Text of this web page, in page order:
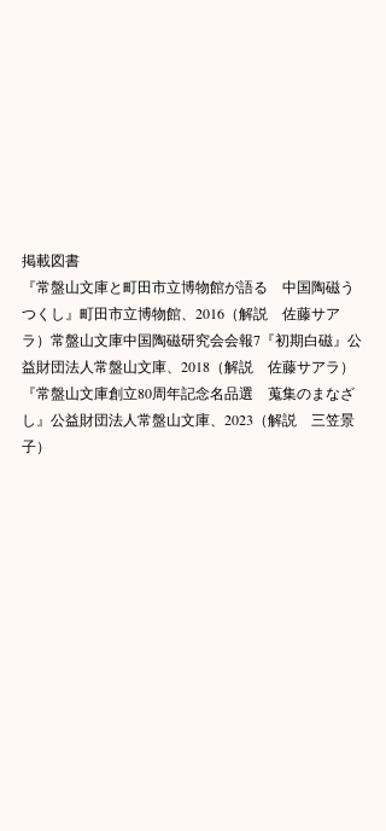
掲載図書
『常盤山文庫と町田市立博物館が語る　中国陶磁う
つくし』町田市立博物館、2016（解説　佐藤サア
ラ）常盤山文庫中国陶磁研究会会報7『初期白磁』公
益財団法人常盤山文庫、2018（解説　佐藤サアラ）
『常盤山文庫創立80周年記念名品選　蒐集のまなざ
し』公益財団法人常盤山文庫、2023（解説　三笠景
子）